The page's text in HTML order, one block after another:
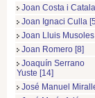
Joan Costa i
Joan Ignaci Culla
Joan Lluis Musoles
Joan Romero [8]
Joaquín Serrano
Yuste [14]
José Manuel